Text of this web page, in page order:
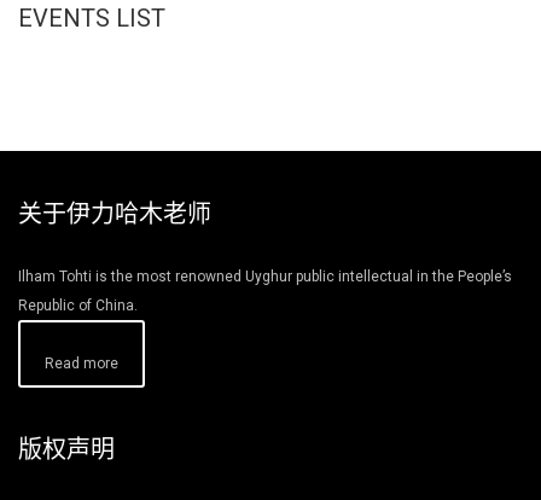
EVENTS LIST
关于伊力哈木老师
Ilham Tohti is the most renowned Uyghur public intellectual in the People’s
Republic of China.
Read more
版权声明